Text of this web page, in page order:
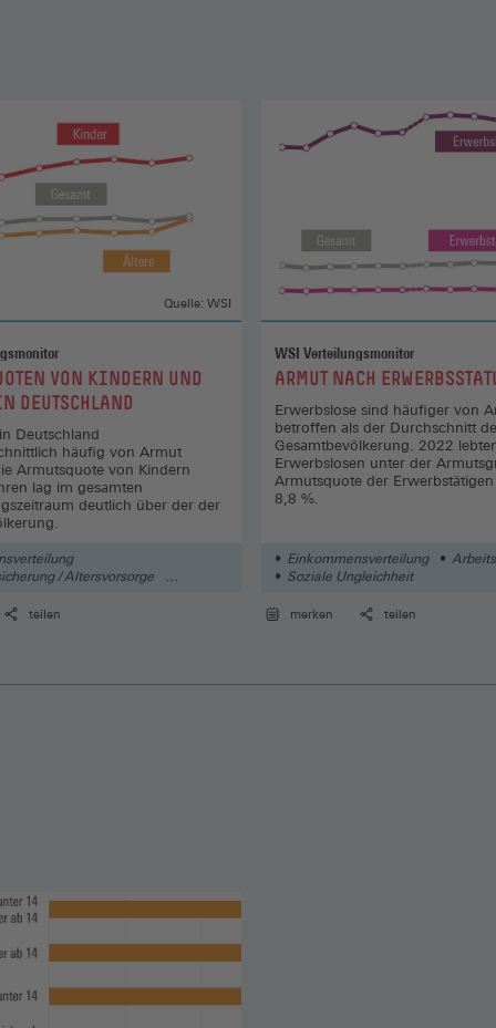
VON KINDERN UND
DEUTSCHLAND
Deutschland
häufig von Armut
Armutsquote von Kindern
lag im gesamten
deutlich über der der
Quelle: WSI
/ Altersvorsorge
teilen
WSI Verteilungsmonitor
:ARMUT NACH
Erwerbslose sind häufiger von
betroffen als der Durchschnitt
Gesamtbevölkerung. 2022
Erwerbslosen unter der
Armutsquote der
8,8 %.
Einkommensverteilung
Soziale Ungleichheit
merken teilen